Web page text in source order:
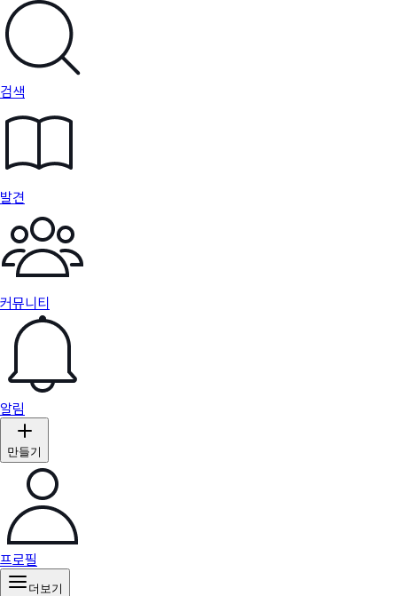
검색
발견
커뮤니티
알림
만들기
프로필
더보기